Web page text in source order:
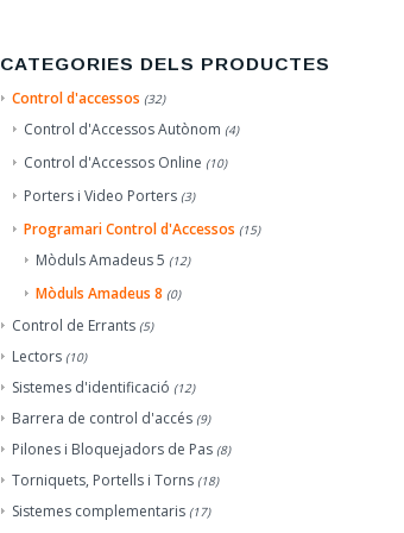
CATEGORIES DELS PRODUCTES
Control d'accessos (32)
Control d'Accessos Autònom (4)
Control d'Accessos Online (10)
Porters i Video Porters (3)
Programari Control d'Accessos (15)
Mòduls Amadeus 5 (12)
Mòduls Amadeus 8 (0)
Control de Errants (5)
Lectors (10)
Sistemes d'identificació (12)
Barrera de control d'accés (9)
Pilones i Bloquejadors de Pas (8)
Torniquets, Portells i Torns (18)
Sistemes complementaris (17)